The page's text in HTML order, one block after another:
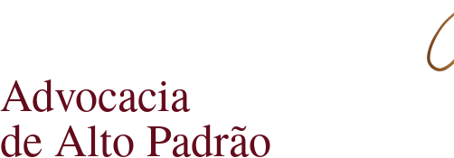
Advocacia
de Alto Padrão